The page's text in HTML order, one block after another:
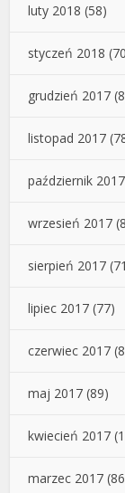
luty 2018 (58)
styczeń 2018
grudzień 2017
listopad 2017
październik 2017
wrzesień 2017
sierpień 2017
lipiec 2017 (77)
czerwiec 2017
maj 2017 (89)
kwiecień 2017
marzec 2017